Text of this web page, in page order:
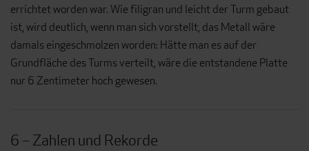
errichtet worden war. Wie filigran und leicht der Turm gebaut
ist, wird deutlich, wenn man sich vorstellt, das Metall wäre
damals eingeschmolzen worden: Hätte man es auf der
Grundfläche des Turms verteilt, wäre die entstandene Platte
nur 6 Zentimeter hoch gewesen.
6 – Zahlen und Rekorde